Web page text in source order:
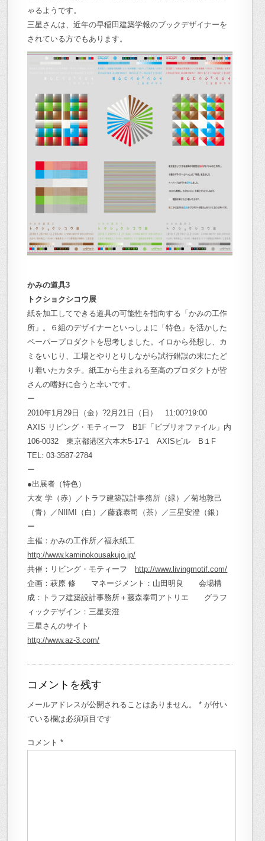
ゃるようです。
三星さんは、近年の早稲田建築学報のブックデザイナーを
されている方でもあります。
かみの道具3
トクショクシコウ展
紙を加工してできる道具の可能性を指向する「かみの工作
所」。６組のデザイナーといっしょに「特色」を活かした
ペーパープロダクトを思考しました。イロから発想し、カ
ミをいじり、工場とやりとりしながら試行錯誤の末にたど
り着いたカタチ。紙工から生まれる至高のプロダクトが皆
さんの嗜好に合うと幸いです。
ー
2010年1月29日（金）?2月21日（日） 11:00?19:00
AXIS リビング・モティーフ B1F「ビブリオファイル」内
106-0032 東京都港区六本木5-17-1 AXISビル B１F
TEL: 03-3587-2784
ー
●出展者（特色）
大友 学（赤）／トラフ建築設計事務所（緑）／菊地敦己
（青）／NIIMI（白）／藤森泰司（茶）／三星安澄（銀）
ー
主催：かみの工作所／福永紙工
http://www.kaminokousakujo.jp/
共催：リビング・モティーフ
http://www.livingmotif.com/
企画：萩原 修 マネージメント：山田明良 会場構
成：トラフ建築設計事務所＋藤森泰司アトリエ グラフ
ィックデザイン：三星安澄
三星さんのサイト
http://www.az-3.com/
コメントを残す
メールアドレスが公開されることはありません。 * が付い
ている欄は必須項目です
コメント*